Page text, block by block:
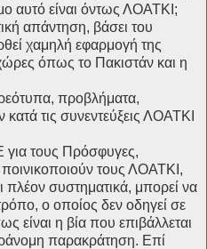
αυτό είναι όντως ΛΟΑΤΚΙ;
απάντηση, βάσει του
χαμηλή εφαρμογή της
όπως το Πακιστάν και η
προβλήματα,
τις συνεντεύξεις ΛΟΑΤΚΙ
τους Πρόσφυγες,
ποινικοποιούν τους ΛΟΑΤΚΙ,
πλέον συστηματικά, μπορεί να
ο οποίος δεν οδηγεί σε
είναι η βία που επιβάλλεται
παρακράτηση. Επί